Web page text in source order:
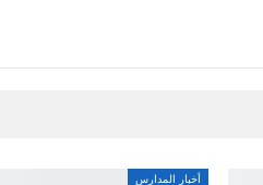
أخبار المدارس